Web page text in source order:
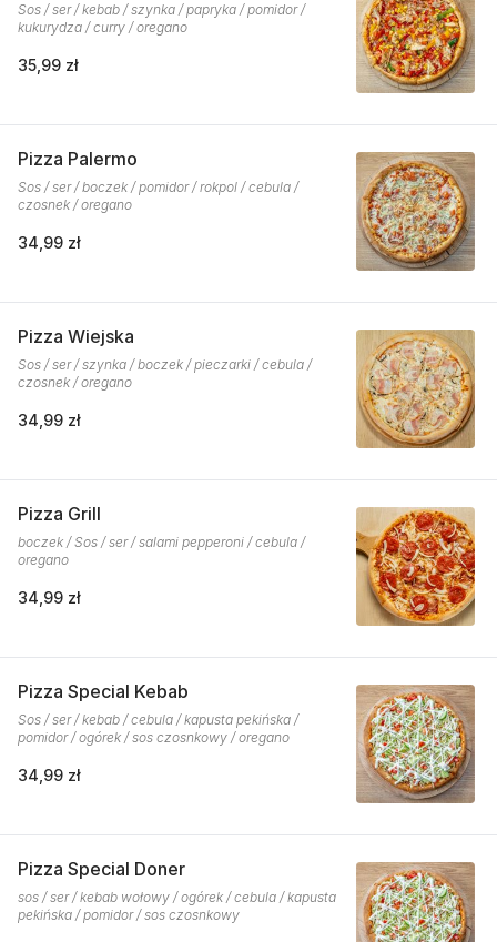
Sos / ser / kebab / szynka / papryka / pomidor /
kukurydza / curry / oregano
35,99 zł
Pizza Palermo
Sos / ser / boczek / pomidor / rokpol / cebula /
czosnek / oregano
34,99 zł
Pizza Wiejska
Sos / ser / szynka / boczek / pieczarki / cebula /
czosnek / oregano
34,99 zł
Pizza Grill
boczek / Sos / ser / salami pepperoni / cebula /
oregano
34,99 zł
Pizza Special Kebab
Sos / ser / kebab / cebula / kapusta pekińska /
pomidor / ogórek / sos czosnkowy / oregano
34,99 zł
Pizza Special Doner
sos / ser / kebab wołowy / ogórek / cebula / kapusta
pekińska / pomidor / sos czosnkowy